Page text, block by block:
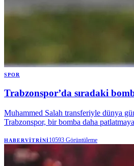
SPOR
Trabzonspor’da sıradaki
Muhammed Salah transferiyle dünya
Trabzonspor, bir bomba daha
HABERVITRINI10593 Görüntüleme